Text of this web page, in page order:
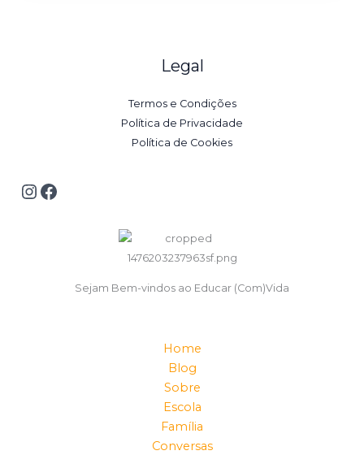
Legal
Termos e Condições
Política de Privacidade
Política de Cookies
Sejam Bem-vindos ao Educar (Com)Vida
Home
Blog
Sobre
Escola
Família
Conversas